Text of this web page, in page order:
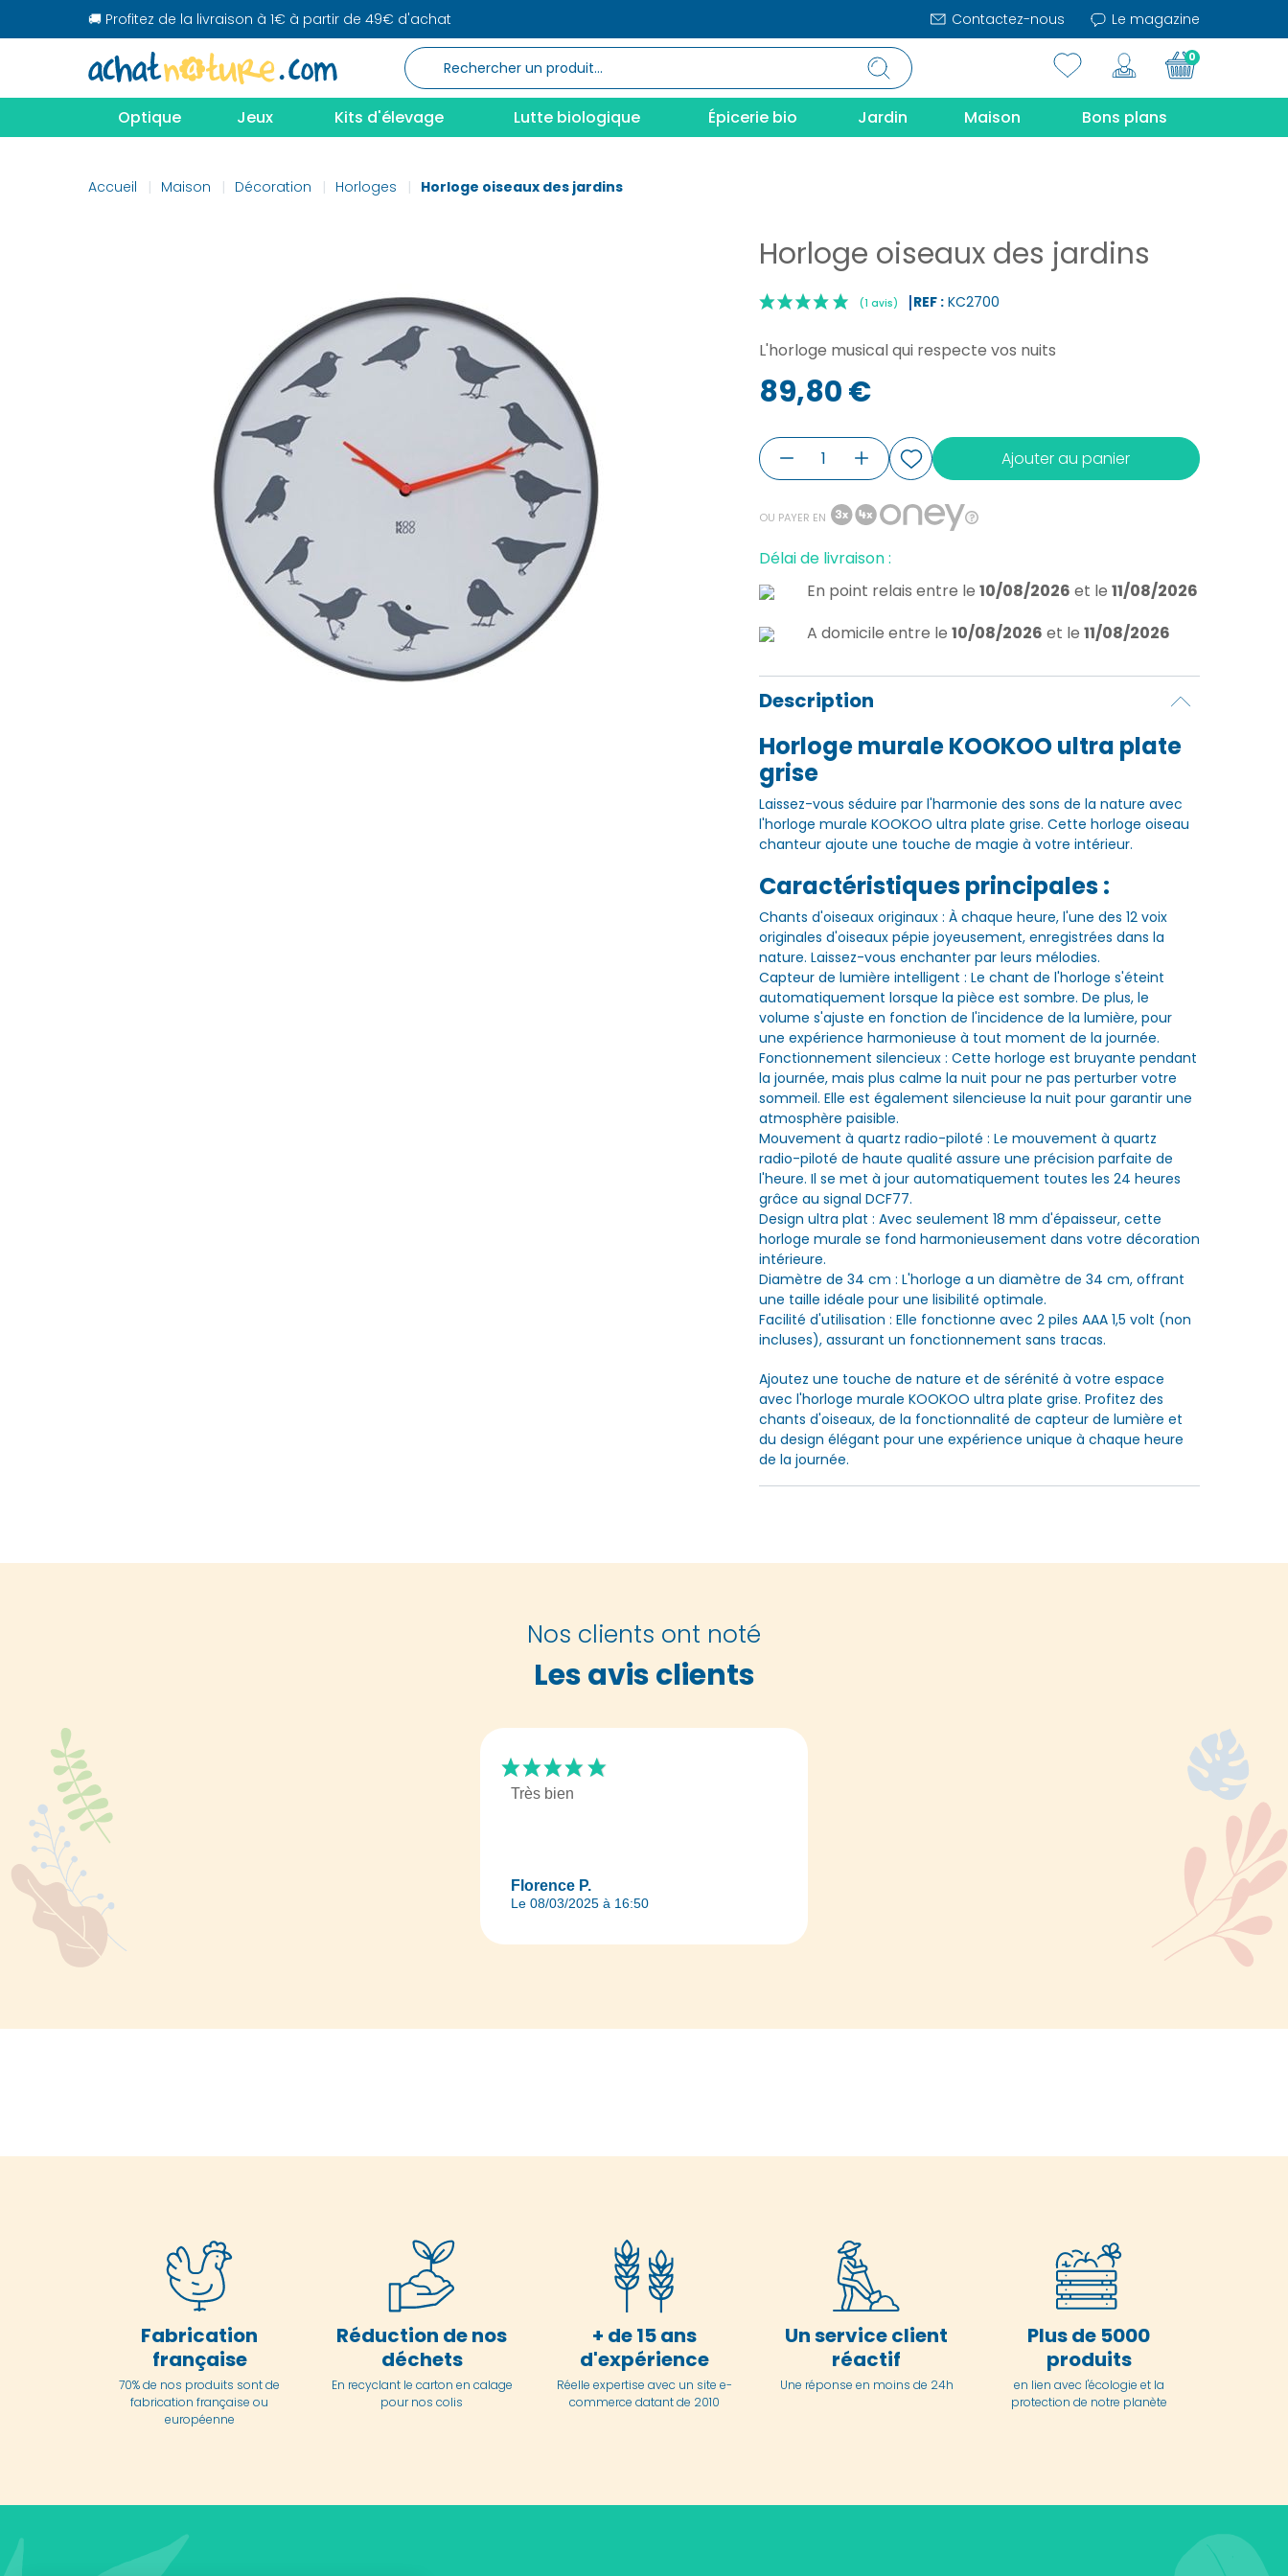
🚚 Profitez de la livraison à 1€ à partir de 49€ d'achat Contactez-nous Le magazine
0
Optique Jeux Kits d'élevage Lutte biologique Épicerie bio Jardin Maison Bons plans
Accueil Maison Décoration Horloges Horloge oiseaux des jardins
Horloge oiseaux des jardins
REF : KC2700
(1 avis)
L'horloge musical qui respecte vos nuits
89,80 €
Ajouter au panier
OU PAYER EN
Délai de livraison :
En point relais entre le 10/08/2026 et le 11/08/2026
A domicile entre le 10/08/2026 et le 11/08/2026
Description
Horloge murale KOOKOO ultra plate
grise
Laissez-vous séduire par l'harmonie des sons de la nature avec
l'horloge murale KOOKOO ultra plate grise. Cette horloge oiseau
chanteur ajoute une touche de magie à votre intérieur.
Caractéristiques principales :
Chants d'oiseaux originaux : À chaque heure, l'une des 12 voix
originales d'oiseaux pépie joyeusement, enregistrées dans la
nature. Laissez-vous enchanter par leurs mélodies.
Capteur de lumière intelligent : Le chant de l'horloge s'éteint
automatiquement lorsque la pièce est sombre. De plus, le
volume s'ajuste en fonction de l'incidence de la lumière, pour
une expérience harmonieuse à tout moment de la journée.
Fonctionnement silencieux : Cette horloge est bruyante pendant
la journée, mais plus calme la nuit pour ne pas perturber votre
sommeil. Elle est également silencieuse la nuit pour garantir une
atmosphère paisible.
Mouvement à quartz radio-piloté : Le mouvement à quartz
radio-piloté de haute qualité assure une précision parfaite de
l'heure. Il se met à jour automatiquement toutes les 24 heures
grâce au signal DCF77.
Design ultra plat : Avec seulement 18 mm d'épaisseur, cette
horloge murale se fond harmonieusement dans votre décoration
intérieure.
Diamètre de 34 cm : L'horloge a un diamètre de 34 cm, offrant
une taille idéale pour une lisibilité optimale.
Facilité d'utilisation : Elle fonctionne avec 2 piles AAA 1,5 volt (non
incluses), assurant un fonctionnement sans tracas.
Ajoutez une touche de nature et de sérénité à votre espace
avec l'horloge murale KOOKOO ultra plate grise. Profitez des
chants d'oiseaux, de la fonctionnalité de capteur de lumière et
du design élégant pour une expérience unique à chaque heure
de la journée.
Nos clients ont noté
Les avis clients
Florence P.
Le 08/03/2025 à 16:50
Très bien
Fabrication
française
70% de nos produits sont de
fabrication française ou
européenne
Réduction de nos
déchets
En recyclant le carton en calage
pour nos colis
+ de 15 ans
d'expérience
Réelle expertise avec un site e-
commerce datant de 2010
Un service client
réactif
Une réponse en moins de 24h
Plus de 5000
produits
en lien avec l'écologie et la
protection de notre planète